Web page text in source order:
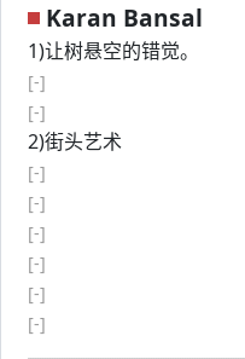
Karan Bansal
1)让树悬空的错觉。
[-]
[-]
2)街头艺术
[-]
[-]
[-]
[-]
[-]
[-]